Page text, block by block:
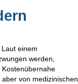
einem
werden,
von medizinischen